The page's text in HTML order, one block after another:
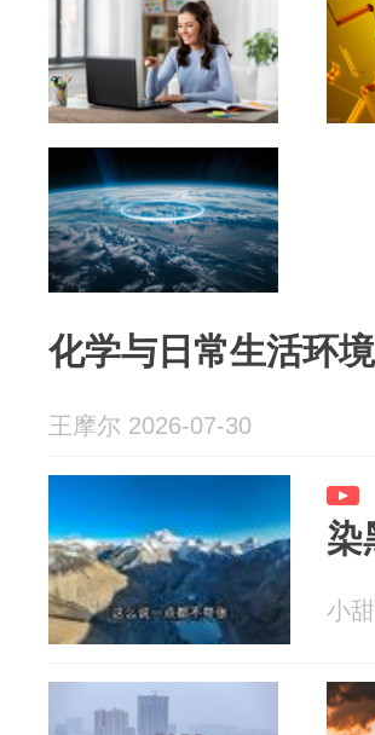
化学与日常生活环
王摩尔 2026-07-30
染
小